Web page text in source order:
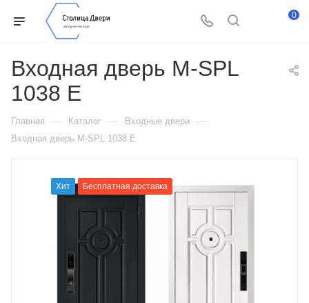
0
Входная дверь М-SPL
1038 Е
Главная — Каталог — Входные двери —
Входная дверь М-SPL 1038 Е
Хит Бесплатная доставка